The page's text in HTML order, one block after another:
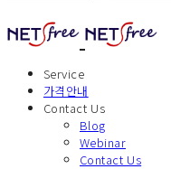
Service
가격안내
Contact Us
Blog
Webinar
Contact Us